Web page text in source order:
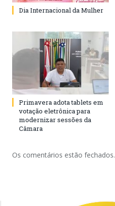
Dia Internacional da Mulher
Primavera adota tablets em
votação eletrônica para
modernizar sessões da
Câmara
Os comentários estão fechados.